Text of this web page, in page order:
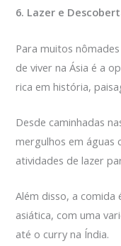
6. Lazer e
Para muitos
de viver na Ásia é a
rica em história,
Desde caminhadas
mergulhos em águas
atividades de lazer
Além disso, a
asiática, com uma
até o curry na Índia.